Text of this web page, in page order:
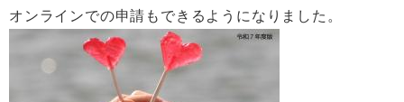
オンラインでの申請もできるようになりました。